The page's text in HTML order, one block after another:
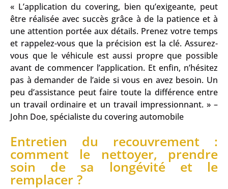
« L’application du covering, bien qu’exigeante, peut
être réalisée avec succès grâce à de la patience et à
une attention portée aux détails. Prenez votre temps
et rappelez-vous que la précision est la clé. Assurez-
vous que le véhicule est aussi propre que possible
avant de commencer l’application. Et enfin, n’hésitez
pas à demander de l’aide si vous en avez besoin. Un
peu d’assistance peut faire toute la différence entre
un travail ordinaire et un travail impressionnant. » –
John Doe, spécialiste du covering automobile
Entretien du recouvrement :
comment le nettoyer, prendre
soin de sa longévité et le
remplacer ?